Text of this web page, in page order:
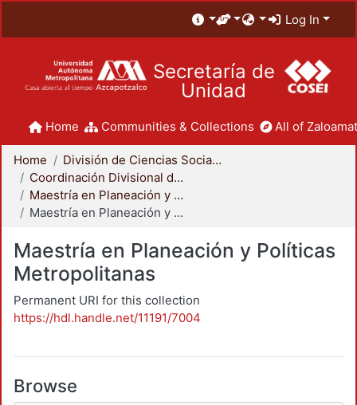
Log In
Secretaría de
Unidad
Home Communities & Collections All of
Home
División de Ciencias Sociales y Humanidades
Coordinación Divisional de Posgrado
Maestría en Planeación y Políticas Metropolitanas
Maestría en Planeación y Políticas Metropolitanas
Maestría en Planeación y Políticas
Metropolitanas
Permanent URI for this collection
https://hdl.handle.net/11191/7004
Browse